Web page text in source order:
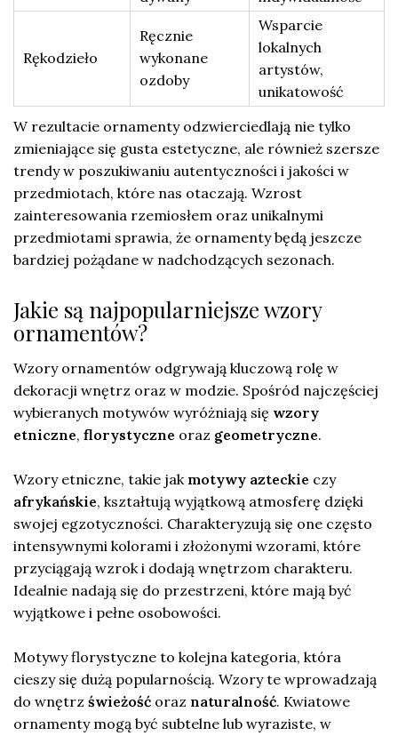
Rękodzieło
Ręcznie
wykonane
ozdoby
Wsparcie
lokalnych
artystów,
unikatowość
W rezultacie ornamenty odzwierciedlają nie tylko
zmieniające się gusta estetyczne, ale również szersze
trendy w poszukiwaniu autentyczności i jakości w
przedmiotach, które nas otaczają. Wzrost
zainteresowania rzemiosłem oraz unikalnymi
przedmiotami sprawia, że ornamenty będą jeszcze
bardziej pożądane w nadchodzących sezonach.
Jakie są najpopularniejsze wzory
ornamentów?
Wzory ornamentów odgrywają kluczową rolę w
dekoracji wnętrz oraz w modzie. Spośród najczęściej
wybieranych motywów wyróżniają się wzory
etniczne, florystyczne oraz geometryczne.
Wzory etniczne, takie jak motywy azteckie czy
afrykańskie, kształtują wyjątkową atmosferę dzięki
swojej egzotyczności. Charakteryzują się one często
intensywnymi kolorami i złożonymi wzorami, które
przyciągają wzrok i dodają wnętrzom charakteru.
Idealnie nadają się do przestrzeni, które mają być
wyjątkowe i pełne osobowości.
Motywy florystyczne to kolejna kategoria, która
cieszy się dużą popularnością. Wzory te wprowadzają
do wnętrz świeżość oraz naturalność. Kwiatowe
ornamenty mogą być subtelne lub wyraziste, w